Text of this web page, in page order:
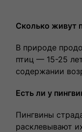
Сколько живут
В природе
птиц — 15-25
содержании
Есть ли у
Пингвины
расклевывают